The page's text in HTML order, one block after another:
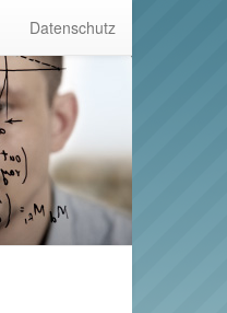
Datenschutz